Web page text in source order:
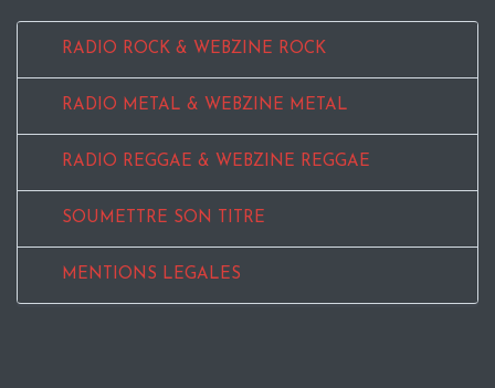
RADIO ROCK & WEBZINE ROCK
RADIO METAL & WEBZINE METAL
RADIO REGGAE & WEBZINE REGGAE
SOUMETTRE SON TITRE
MENTIONS LEGALES